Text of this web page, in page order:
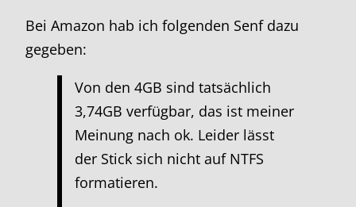
Bei Amazon hab ich folgenden Senf dazu
gegeben:
Von den 4GB sind tatsächlich
3,74GB verfügbar, das ist meiner
Meinung nach ok. Leider lässt
der Stick sich nicht auf NTFS
formatieren.